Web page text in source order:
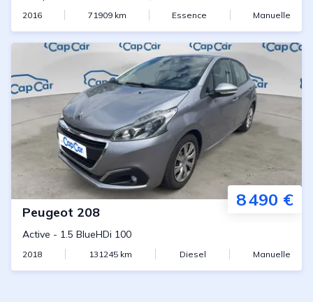
2016 71909km Essence Manuelle
8 490 €
Peugeot 208
Active - 1.5 BlueHDi 100
2018 131245 km Diesel Manuelle